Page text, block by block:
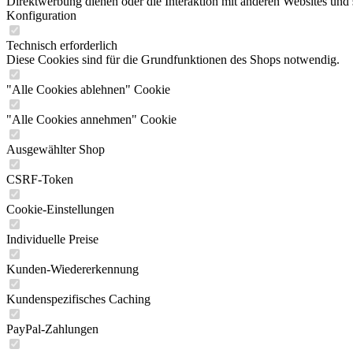
Konfiguration
Technisch erforderlich
Diese Cookies sind für die Grundfunktionen des Shops notwendig.
"Alle Cookies ablehnen" Cookie
"Alle Cookies annehmen" Cookie
Ausgewählter Shop
CSRF-Token
Cookie-Einstellungen
Individuelle Preise
Kunden-Wiedererkennung
Kundenspezifisches Caching
PayPal-Zahlungen